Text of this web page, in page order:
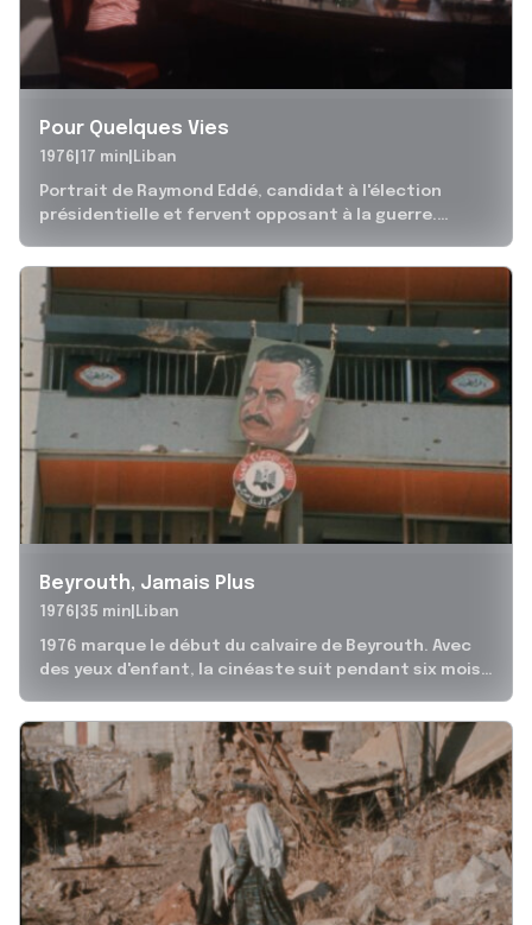
Pour Quelques Vies
1976 17 min Liban
Portrait de Raymond Eddé, candidat à l'élection
présidentielle et fervent opposant à la guerre.
Beyrouth, Jamais Plus
1976 35 min Liban
1976 marque le début du calvaire de Beyrouth. Avec
des yeux d'enfant, la cinéaste suit pendant six mois